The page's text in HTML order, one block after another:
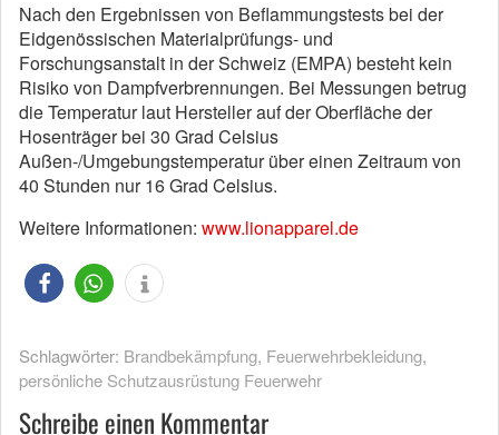
Nach den Ergebnissen von Beflammungstests bei der
Eidgenössischen Materialprüfungs- und
Forschungsanstalt in der Schweiz (EMPA) besteht kein
Risiko von Dampfverbrennungen. Bei Messungen betrug
die Temperatur laut Hersteller auf der Oberfläche der
Hosenträger bei 30 Grad Celsius
Außen-/Umgebungstemperatur über einen Zeitraum von
40 Stunden nur 16 Grad Celsius.
Weitere Informationen: www.lionapparel.de
Schlagwörter: Brandbekämpfung, Feuerwehrbekleidung,
persönliche Schutzausrüstung Feuerwehr
Schreibe einen Kommentar